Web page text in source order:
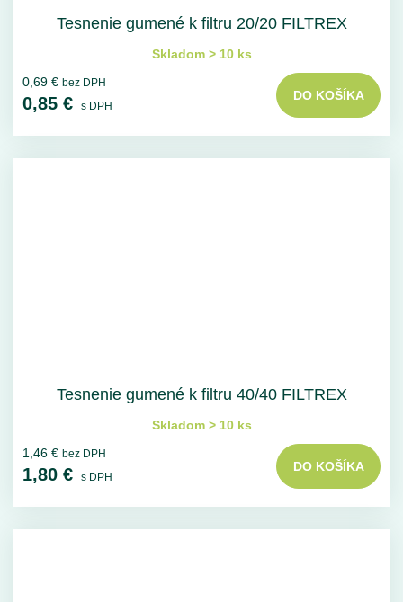
Tesnenie gumené k filtru 20/20 FILTREX
Skladom > 10 ks
0,69 € bez DPH
0,85 € s DPH
DO KOŠÍKA
Tesnenie gumené k filtru 40/40 FILTREX
Skladom > 10 ks
1,46 € bez DPH
1,80 € s DPH
DO KOŠÍKA